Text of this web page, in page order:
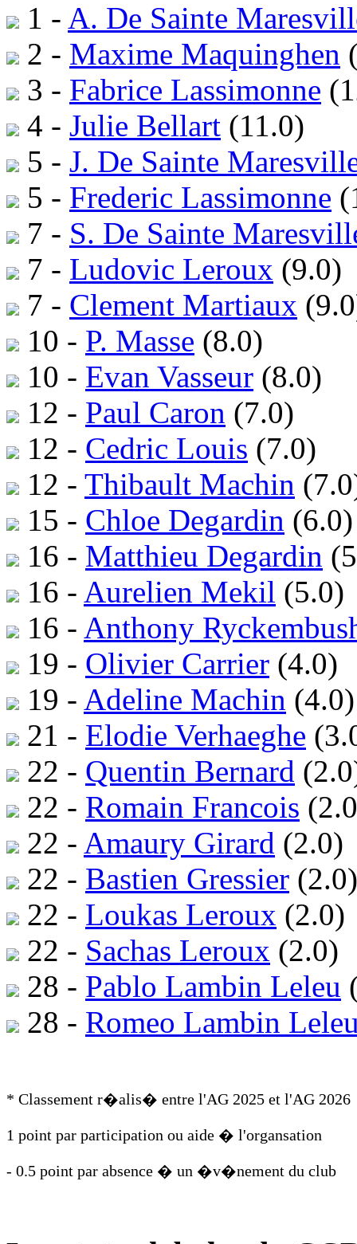
1 - A. De Sainte
2 - Maxime Maquinghen
3 - Fabrice Lassimonne
4 - Julie Bellart (11.0)
5 - J. De Sainte
5 - Frederic Lassimonne
7 - S. De Sainte
7 - Ludovic Leroux (9.0)
7 - Clement Martiaux
10 - P. Masse (8.0)
10 - Evan Vasseur (8.0)
12 - Paul Caron (7.0)
12 - Cedric Louis (7.0)
12 - Thibault Machin
15 - Chloe Degardin (6.0)
16 - Matthieu Degardin
16 - Aurelien Mekil (5.0)
16 - Anthony
19 - Olivier Carrier (4.0)
19 - Adeline Machin (4.0)
21 - Elodie Verhaeghe
22 - Quentin Bernard
22 - Romain Francois
22 - Amaury Girard (2.0)
22 - Bastien Gressier (2.0)
22 - Loukas Leroux (2.0)
22 - Sachas Leroux (2.0)
28 - Pablo Lambin Leleu
28 - Romeo Lambin
* Classement r�alis� entre l'AG 2025 et l'AG 2026
1 point par participation ou aide � l'organsation
- 0.5 point par absence � un �v�nement du club